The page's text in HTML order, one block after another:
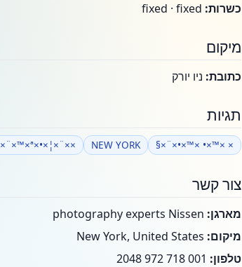
כשרות:
מיקום
כתובת: ניו יורק
תגיות
× ×™×• ×™×•×¨×§
NEW YORK
××¨×¦×•×ª ×"×'×¨×™×ª
צור קשר
מארגן:
מיקום:
טלפון: